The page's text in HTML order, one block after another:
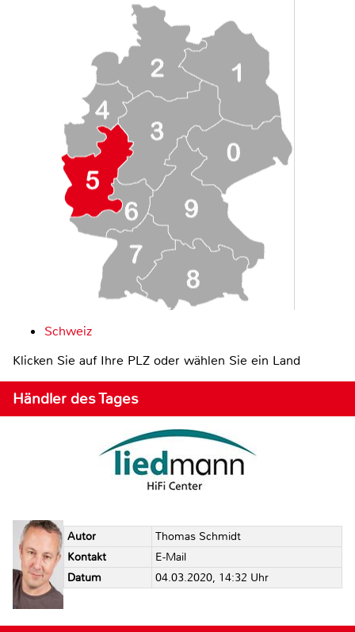
Schweiz
Klicken Sie auf Ihre PLZ oder wählen Sie ein Land
Händler des Tages
Autor
Thomas Schmidt
Kontakt
E-Mail
Datum
04.03.2020, 14:32 Uhr